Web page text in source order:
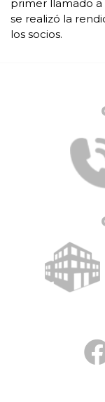
primer llamado a
se realizó la
los socios.